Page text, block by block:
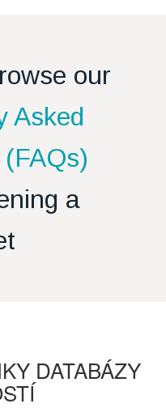
our
Asked
a
DATABÁZY